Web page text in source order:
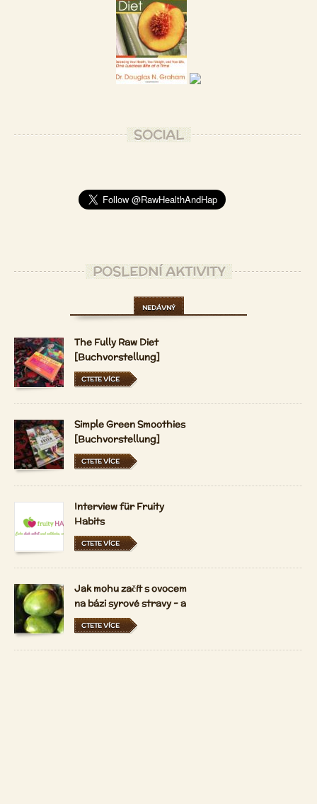
SOCIAL
POSLEDNÍ AKTIVITY
NEDÁVNÝ
The Fully Raw Diet
[Buchvorstellung]
CTETE VÍCE
Simple Green Smoothies
[Buchvorstellung]
CTETE VÍCE
Interview für Fruity
Habits
CTETE VÍCE
Jak mohu začít s ovocem
na bázi syrové stravy - a
držet se ho?
CTETE VÍCE